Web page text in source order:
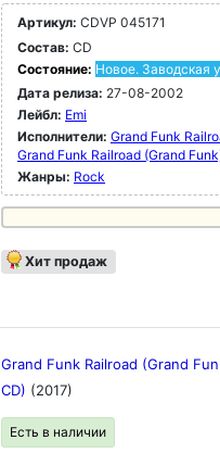
Артикул: CDVP 045171
Состав: CD
Состояние: Новое. Заводская
Дата релиза: 27-08-2002
Лейбл: Emi
Исполнители: Grand Funk
Grand Funk Railroad (Grand
Жанры: Rock
Хит продаж
Grand Funk Railroad (Grand
CD) (2017)
Есть в наличии